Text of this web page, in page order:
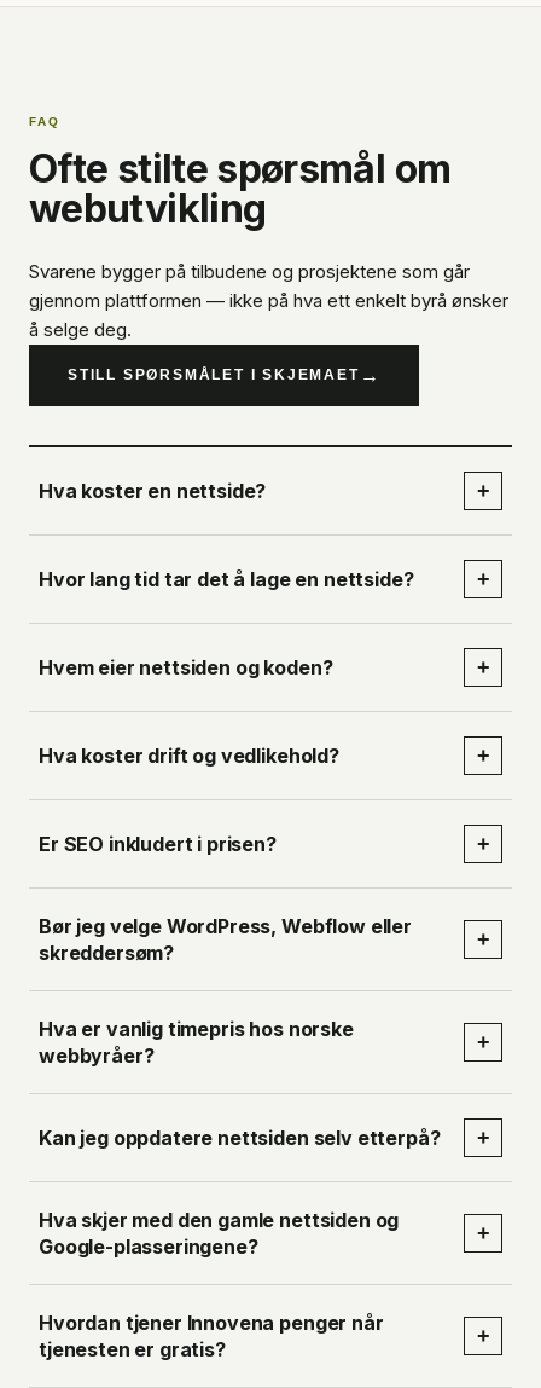
FAQ
Ofte stilte spørsmål om
webutvikling
Svarene bygger på tilbudene og prosjektene som går
gjennom plattformen — ikke på hva ett enkelt byrå ønsker
å selge deg.
STILL SPØRSMÅLET I SKJEMAET →
Hva koster en nettside? +
Hvor lang tid tar det å lage en nettside? +
Hvem eier nettsiden og koden? +
Hva koster drift og vedlikehold? +
Er SEO inkludert i prisen? +
Bør jeg velge WordPress, Webflow eller
skreddersøm?
+
Hva er vanlig timepris hos norske
webbyråer?
+
Kan jeg oppdatere nettsiden selv etterpå? +
Hva skjer med den gamle nettsiden og
Google-plasseringene?
+
Hvordan tjener Innovena penger når
tjenesten er gratis?
+